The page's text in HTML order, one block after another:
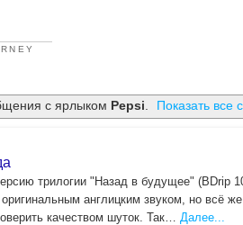
с ярлыком Pepsi. Показать все
трилогии "Назад в будущее"
англицким звуком, но всё
качеством шуток. Так…
Далее...